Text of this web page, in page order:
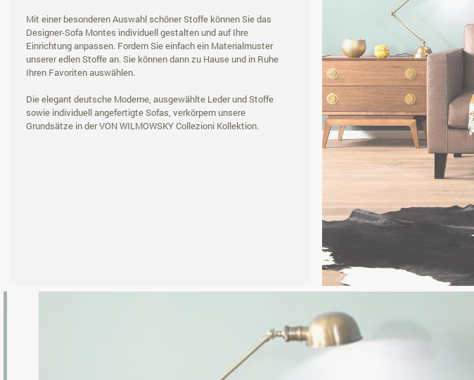
Mit einer besonderen Auswahl schöner Stoffe können Sie das
Designer-Sofa Montes individuell gestalten und auf Ihre
Einrichtung anpassen. Fordern Sie einfach ein Materialmuster
unserer edlen Stoffe an. Sie können dann zu Hause und in Ruhe
Ihren Favoriten auswählen.
Die elegant deutsche Moderne, ausgewählte Leder und Stoffe
sowie individuell angefertigte Sofas, verkörpern unsere
Grundsätze in der VON WILMOWSKY Collezioni Kollektion.